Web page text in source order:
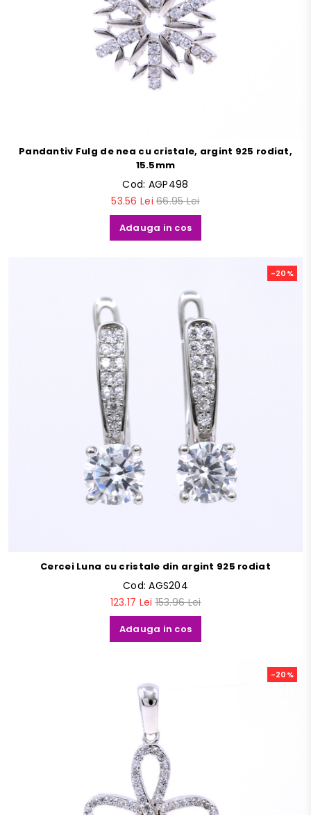
Pandantiv Fulg de nea cu cristale, argint 925 rodiat,
15.5mm
Cod: AGP498
53.56 Lei66.95 Lei
Adauga in cos
-20%
Cercei Luna cu cristale din argint 925 rodiat
Cod:AGS204
123.17 Lei153.96 Lei
Adauga in cos
-20%